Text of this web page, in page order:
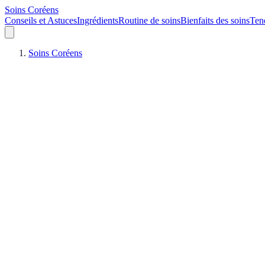
Soins Coréens
Conseils et AstucesIngrédientsRoutine de soinsBienfaits des soins
Soins Coréens